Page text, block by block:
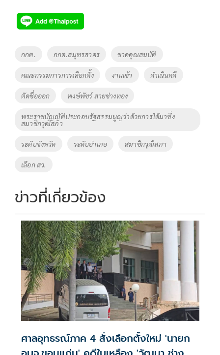
e
b
o
k
tt
er
p
y
Li
n
k
Tags
กกต. กกต.สมุทรสาคร ขาดคุณสมบัติ
คณะกรรมการการเลือกตั้ง งานเข้า ดำเนินคดี
ตัดชื่อออก พงษ์พัชร์ สายช่างทอง
พระราชบัญญัติประกอบรัฐธรรมนูญว่าด้วยการได้มาซึ่ง
สมาชิกวุฒิสภา
ระดับจังหวัด ระดับอำเภอ สมาชิกวุฒิสภา
เลือก สว.
ข่าวที่เกี่ยวข้อง
ศาลอุทธรณ์ภาค 4 สั่งเลือกตั้งใหม่ 'นายก